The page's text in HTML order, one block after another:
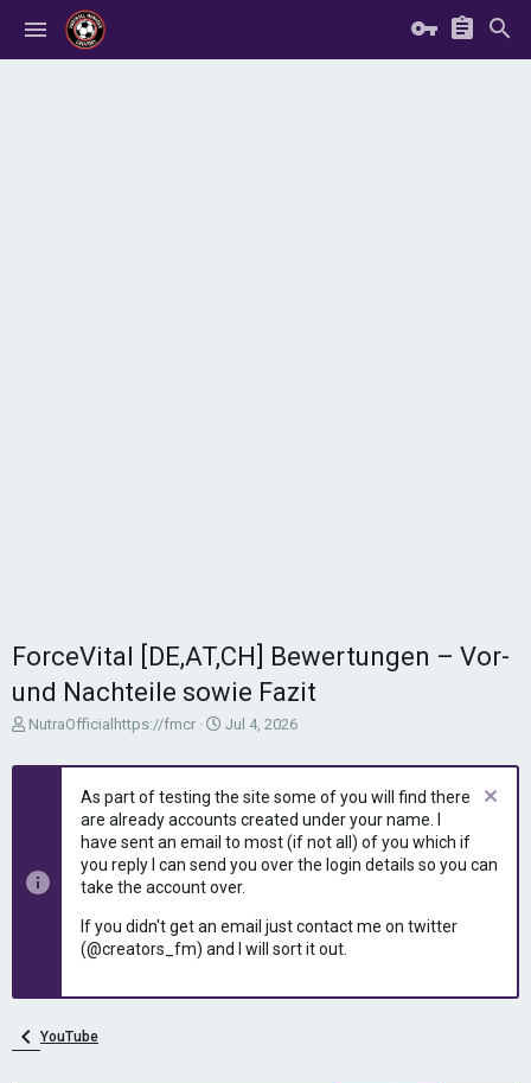
ForceVital [DE,AT,CH] Bewertungen – Vor-
und Nachteile sowie Fazit
T
r
t
a
NutraOfficialhttps://fmcr
S
a
t
d
a
t
e
Jul 4, 2026
As part of testing the site some of you will find there
are already accounts created under your name. I
have sent an email to most (if not all) of you which if
you reply I can send you over the login details so you can
take the account over.
If you didn't get an email just contact me on twitter
(@creators_fm) and I will sort it out.
YouTube